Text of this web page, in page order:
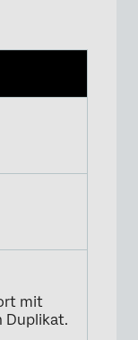
×
mit
Duplikat.